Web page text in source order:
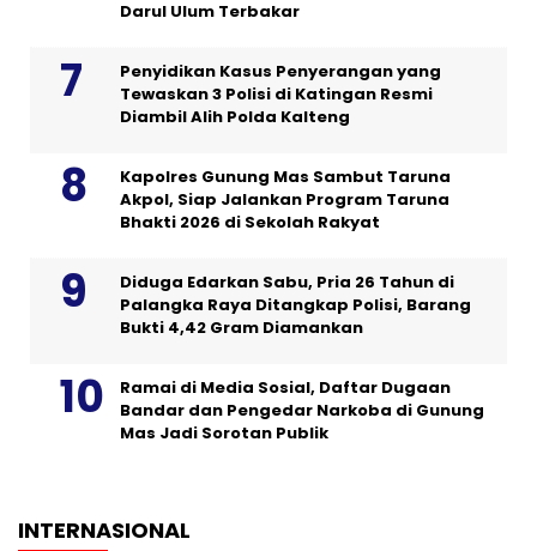
Darul Ulum Terbakar
Penyidikan Kasus Penyerangan yang
Tewaskan 3 Polisi di Katingan Resmi
Diambil Alih Polda Kalteng
Kapolres Gunung Mas Sambut Taruna
Akpol, Siap Jalankan Program Taruna
Bhakti 2026 di Sekolah Rakyat
Diduga Edarkan Sabu, Pria 26 Tahun di
Palangka Raya Ditangkap Polisi, Barang
Bukti 4,42 Gram Diamankan
Ramai di Media Sosial, Daftar Dugaan
Bandar dan Pengedar Narkoba di Gunung
Mas Jadi Sorotan Publik
INTERNASIONAL